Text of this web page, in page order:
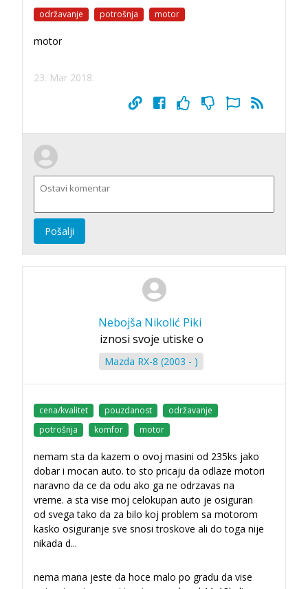
održavanje potrošnja motor
motor
23. Mar 2018.
Pošalji
Nebojša Nikolić Piki
iznosi svoje utiske o
Mazda RX-8 (2003 - )
cena/kvalitet pouzdanost
održavanje
potrošnja
komfor motor
nemam sta da kazem o ovoj masini od 235ks jako
dobar i mocan auto. to sto pricaju da odlaze motori
naravno da ce da odu ako ga ne odrzavas na
vreme. a sta vise moj celokupan auto je osiguran
od svega tako da za bilo koj problem sa motorom
kasko osiguranje sve snosi troskove ali do toga nije
nikada d...
nema mana jeste da hoce malo po gradu da vise